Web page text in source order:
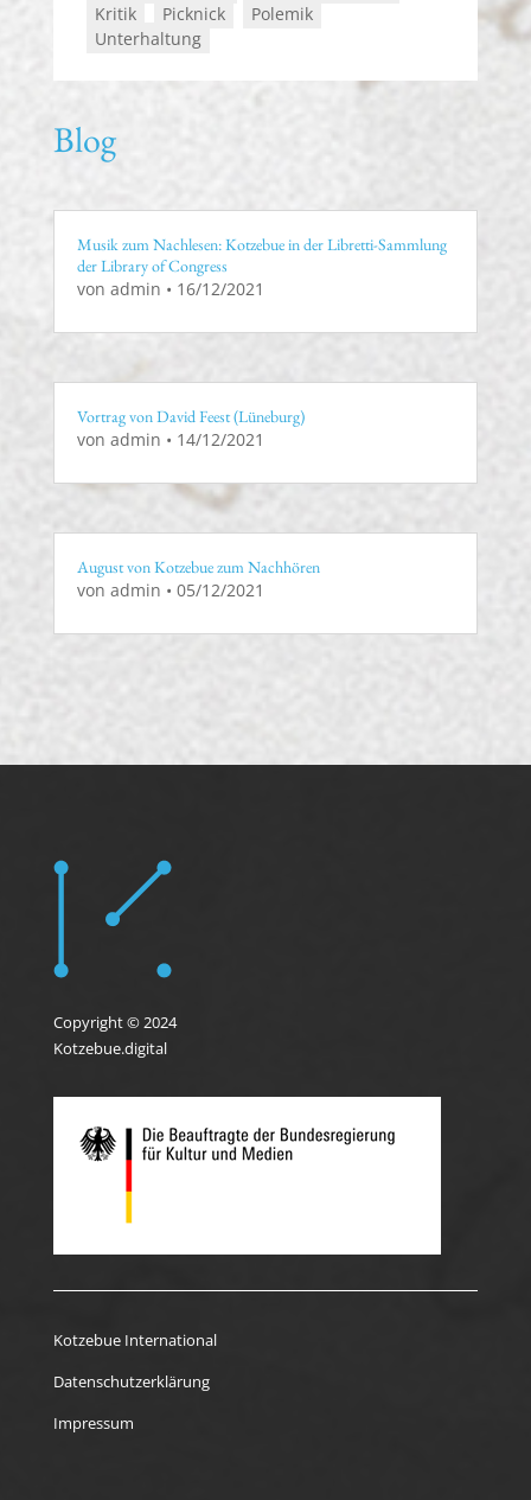
Kritik
Picknick
Polemik
Unterhaltung
Blog
Musik zum Nachlesen: Kotzebue in der Libretti-Sammlung
der Library of Congress
von admin • 16/12/2021
Vortrag von David Feest (Lüneburg)
von admin • 14/12/2021
August von Kotzebue zum Nachhören
von admin • 05/12/2021
Copyright © 2024
Kotzebue.digital
Kotzebue International
Datenschutzerklärung
Impressum